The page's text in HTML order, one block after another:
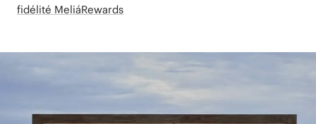
fidélité MeliáRewards